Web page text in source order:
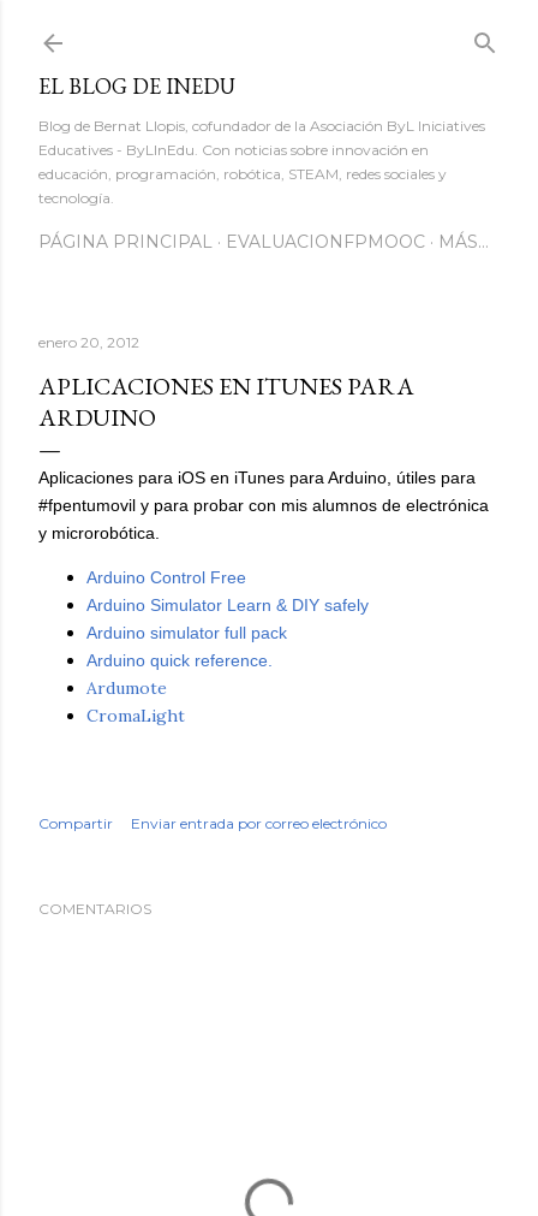
EL BLOG DE INEDU
Blog de Bernat Llopis, cofundador de la Asociación ByL Iniciatives
Educatives - ByLInEdu. Con noticias sobre innovación en
educación, programación, robótica, STEAM, redes sociales y
tecnología.
PÁGINA PRINCIPAL EVALUACIONFPMOOC MÁS…
enero 20, 2012
APLICACIONES EN ITUNES PARA
ARDUINO
Aplicaciones para iOS en iTunes para Arduino, útiles para
#fpentumovil y para probar con mis alumnos de electrónica
y microrobótica.
Arduino Control Free
Arduino Simulator Learn & DIY safely
Arduino simulator full pack
Arduino quick reference.
Ardumote
CromaLight
Compartir Enviar entrada por correo electrónico
COMENTARIOS